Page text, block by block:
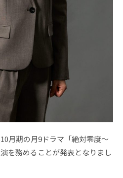
月期の月9ドラマ「絶対零度～
を務めることが発表となりまし